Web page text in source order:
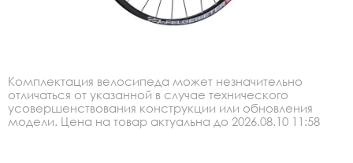
Комплектация велосипеда может незначительно
отличаться от указанной в случае технического
усовершенствования конструкции или обновления
модели. Цена на товар актуальна до 2026.08.10 11:58